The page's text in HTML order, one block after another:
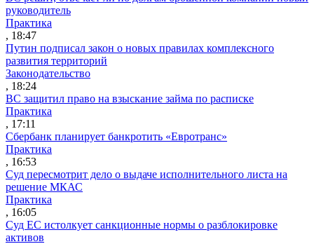
руководитель
Практика
, 18:47
Путин подписал закон о новых правилах комплексного
развития территорий
Законодательство
, 18:24
ВС защитил право на взыскание займа по расписке
Практика
, 17:11
Сбербанк планирует банкротить «Евротранс»
Практика
, 16:53
Суд пересмотрит дело о выдаче исполнительного листа на
решение МКАС
Практика
, 16:05
Суд ЕС истолкует санкционные нормы о разблокировке
активов